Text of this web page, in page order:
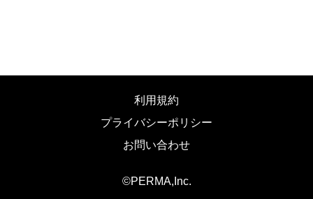
利用規約
プライバシーポリシー
お問い合わせ
©️PERMA,Inc.